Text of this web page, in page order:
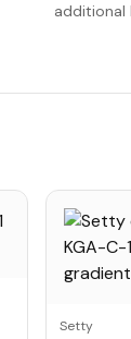
additional
Setty